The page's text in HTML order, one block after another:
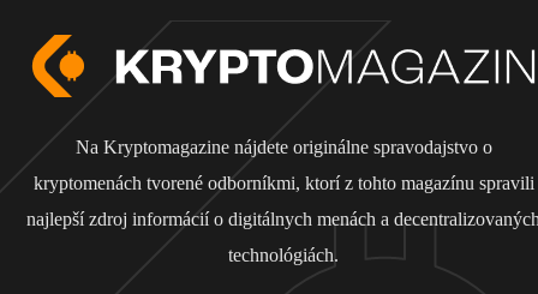
Na Kryptomagazine nájdete originálne spravodajstvo o
kryptomenách tvorené odborníkmi, ktorí z tohto magazínu spravili
najlepší zdroj informácií o digitálnych menách a
technológiách.